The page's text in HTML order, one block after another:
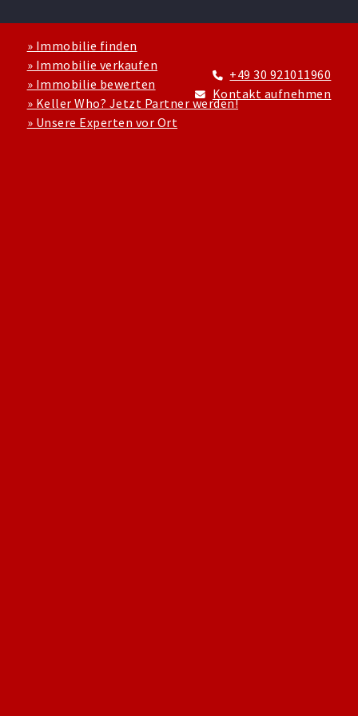
» Immobilie finden
» Immobilie verkaufen
» Immobilie bewerten
» Keller Who? Jetzt Partner werden!
» Unsere Experten vor Ort
+49 30 921011960
Kontakt aufnehmen